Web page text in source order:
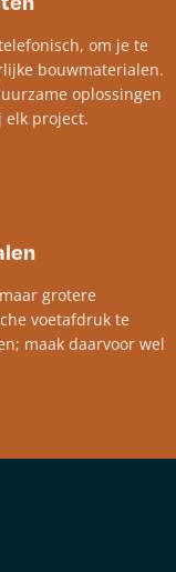
om je te
bouwmaterialen.
oplossingen
elk project.​
grotere
voetafdruk te
maak daarvoor wel